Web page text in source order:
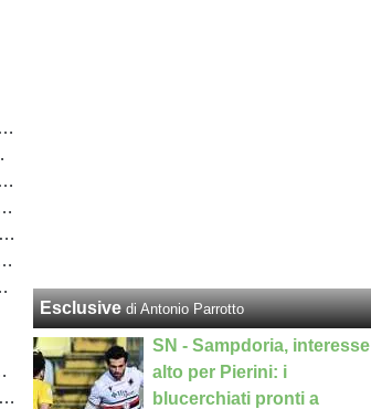
Esclusive di Antonio Parrotto
SN - Sampdoria, interesse
alto per Pierini: i
blucerchiati pronti a